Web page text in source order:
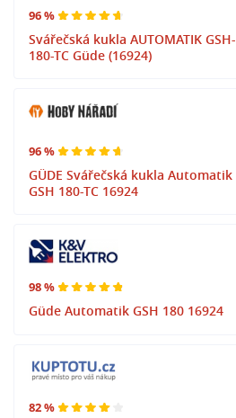
96 %
Svářečská kukla AUTOMATIK GSH-
180-TC Güde (16924)
96 %
GÜDE Svářečská kukla Automatik
GSH 180-TC 16924
98 %
Güde Automatik GSH 180 16924
82 %